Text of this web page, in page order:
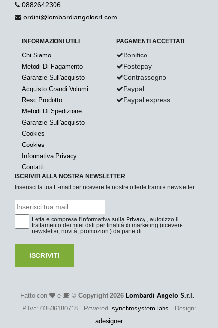
0882642306
ordini@lombardiangelosrl.com
INFORMAZIONI UTILI
Chi Siamo
Metodi Di Pagamento
Garanzie Sull'acquisto
Acquisto Grandi Volumi
Reso Prodotto
Metodi Di Spedizione
Garanzie Sull'acquisto
Cookies
Cookies
Informativa Privacy
Contatti
PAGAMENTI ACCETTATI
Bonifico
Postepay
Contrassegno
Paypal
Paypal express
ISCRIVITI ALLA NOSTRA NEWSLETTER
Inserisci la tua E-mail per ricevere le nostre offerte tramite newsletter.
Letta e compresa l'informativa sulla Privacy , autorizzo il
trattamento dei miei dati per finalità di marketing (ricevere
newsletter, novità, promozioni) da parte di
ISCRIVITI
Fatto con e © Copyright 2026 Lombardi Angelo S.r.l. -
P.Iva: 03536180718 - Powered: synchrosystem labs - Design:
adesigner